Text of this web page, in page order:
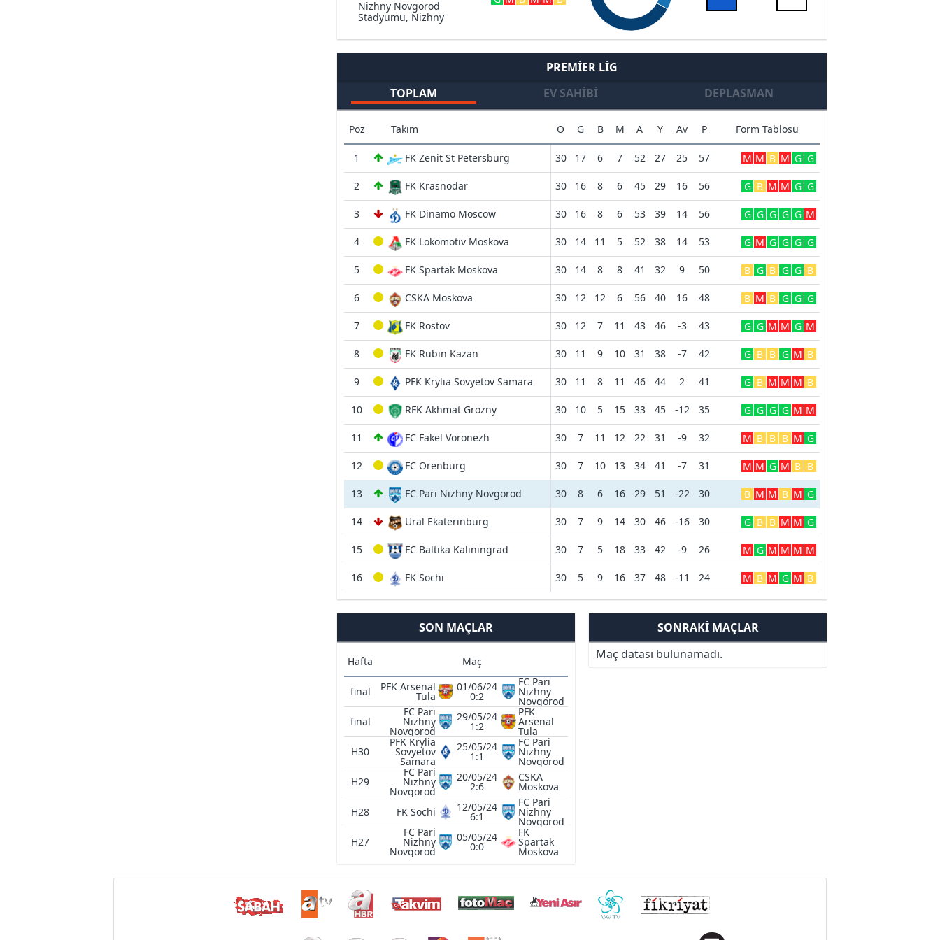
Nizhny Novgorod
Stadyumu, Nizhny
Novgorod
PREMIER LIG
TOPLAM
EV SAHIBI DEPLASMAN
Poz Takım O G B M A Y Av P Form Tablosu
1 FK Zenit St Petersburg 30 17 6 7 52 27 25 57 M M B M G G
2 FK Krasnodar 30 16 8 6 45 29 16 56 G B M M G G
3 FK Dinamo Moscow 30 16 8 6 53 39 14 56 G G G G G M
4 FK Lokomotiv Moskova 30 14 11 5 52 38 14 53 G M G G G G
5 FK Spartak Moskova 30 14 8 8 41 32 9 50 B G B G G B
6 CSKA Moskova 30 12 12 6 56 40 16 48 B M B G G G
7 FK Rostov 30 12 7 11 43 46 -3 43 G G M M G M
8 FK Rubin Kazan 30 11 9 10 31 38 -7 42 G B B G M B
9 PFK Krylia Sovyetov Samara 30 11 8 11 46 44 2 41 G B M M M B
10 RFK Akhmat Grozny 30 10 5 15 33 45 -12 35 G G G G M M
11 FC Fakel Voronezh 30 7 11 12 22 31 -9 32 M B B B M G
12 FC Orenburg 30 7 10 13 34 41 -7 31 M M G M B B
13 FC Pari Nizhny Novgorod 30 8 6 16 29 51 -22 30 B M M B M G
14 Ural Ekaterinburg 30 7 9 14 30 46 -16 30 G B B M M G
15 FC Baltika Kaliningrad 30 7 5 18 33 42 -9 26 M G M M M M
16 FK Sochi 30 5 9 16 37 48 -11 24 M B M G M B
SON MAÇLAR
Hafta Maç
final PFK Arsenal
Tula
01/06/24
0:2
FC Pari
Nizhny
Novgorod
final
FC Pari
Nizhny
Novgorod
29/05/24
1:2
PFK
Arsenal
Tula
H30
PFK Krylia
Sovyetov
Samara
25/05/24
1:1
FC Pari
Nizhny
Novgorod
H29
FC Pari
Nizhny
Novgorod
20/05/24
2:6
CSKA
Moskova
H28
FK Sochi 12/05/24
6:1
FC Pari
Nizhny
Novgorod
H27
FC Pari
Nizhny
Novgorod
05/05/24
0:0
FK
Spartak
Moskova
SONRAKI MAÇLAR
Maç datası bulunamadı.